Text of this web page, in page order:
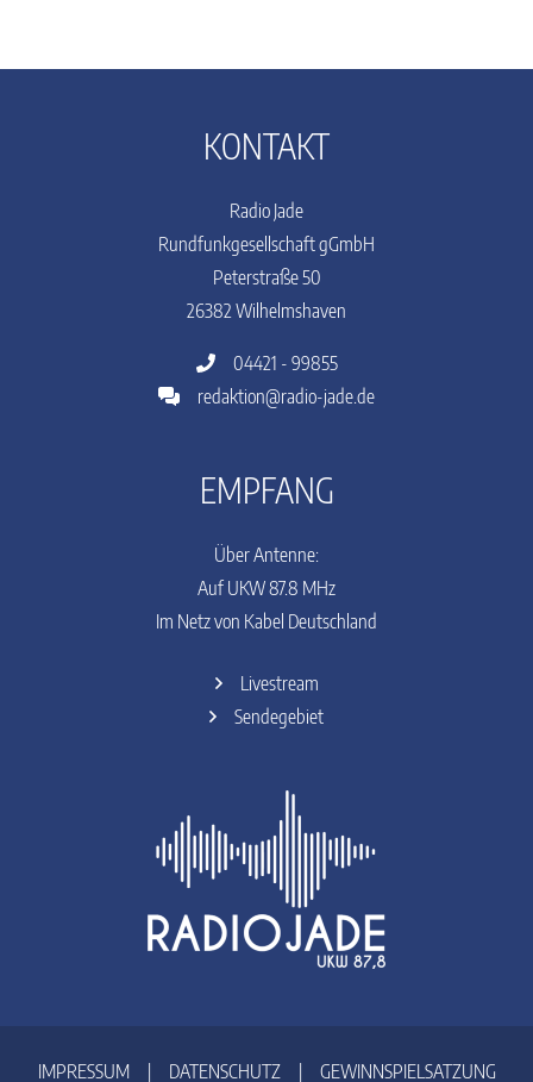
KONTAKT
Radio Jade
Rundfunkgesellschaft gGmbH
Peterstraße 50
26382 Wilhelmshaven
04421 - 99855
redaktion@radio-jade.de
EMPFANG
Über Antenne:
Auf UKW 87.8 MHz
Im Netz von Kabel Deutschland
Livestream
Sendegebiet
IMPRESSUM DATENSCHUTZ GEWINNSPIELSATZUNG